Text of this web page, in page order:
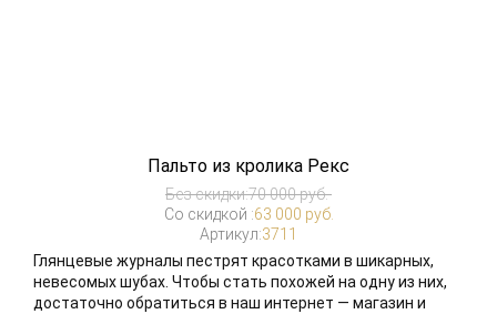
Пальто из кролика Рекс
Без скидки:70 000 руб.
Со скидкой :63 000 руб.
Артикул:3711
Глянцевые журналы пестрят красотками в шикарных,
невесомых шубах. Чтобы стать похожей на одну из них,
достаточно обратиться в наш интернет — магазин и